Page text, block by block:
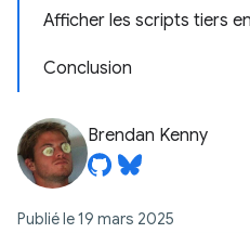
Afficher les scripts tiers
Conclusion
Brendan Kenny
Publié le 19 mars 2025